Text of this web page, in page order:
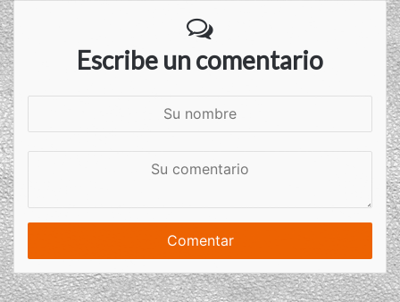
Escribe un comentario
n
t